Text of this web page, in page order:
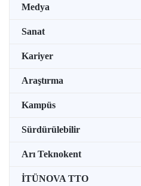
Medya
Sanat
Kariyer
Araştırma
Kampüs
Sürdürülebilir
Arı Teknokent
İTÜNOVA TTO